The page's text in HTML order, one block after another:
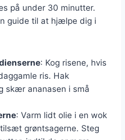
på under 30 minutter.
guide til at hjælpe dig i
: Kog risene, hvis
ris. Hak
skær ananasen i små
: Varm lidt olie i en wok
grøntsagerne. Steg